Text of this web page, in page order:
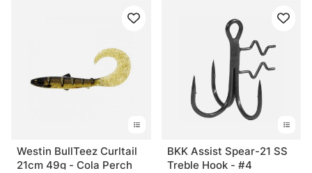
Westin BullTeez Curltail
21cm 49g - Cola Perch
BKK Assist Spear-21 SS
Treble Hook - #4